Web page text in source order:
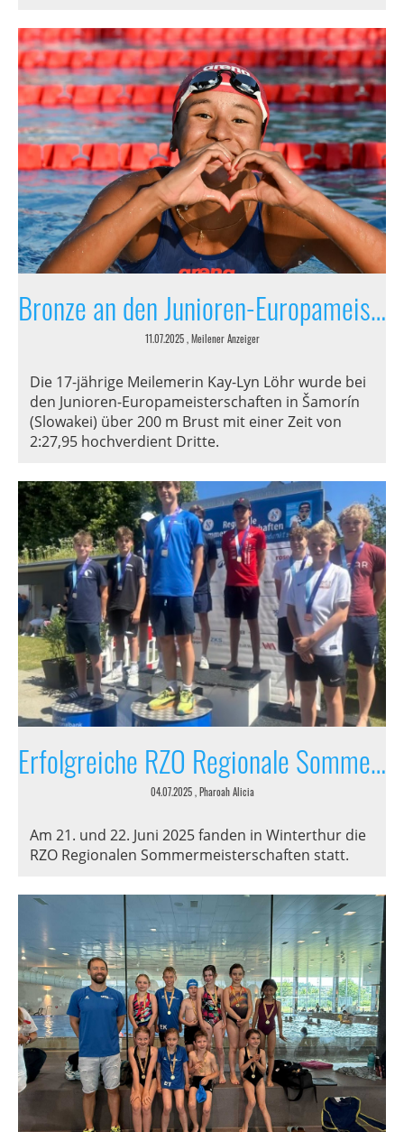
Bronze an den Junioren-Europameisterschaften
11.07.2025, Meilener Anzeiger
Die 17-jährige Meilemerin Kay-Lyn Löhr wurde bei
den Junioren-Europameisterschaften in Šamorín
(Slowakei) über 200 m Brust mit einer Zeit von
2:27,95 hochverdient Dritte.
Erfolgreiche RZO Regionale Sommermeisterschaften in Winterthur
04.07.2025, Pharoah Alicia
Am 21. und 22. Juni 2025 fanden in Winterthur die
RZO Regionalen Sommermeisterschaften statt.